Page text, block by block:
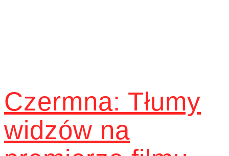
Czermna: Tłumy
widzów na